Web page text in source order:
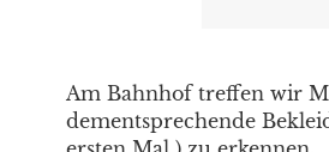
Am Bahnhof treffen wir
dementsprechende